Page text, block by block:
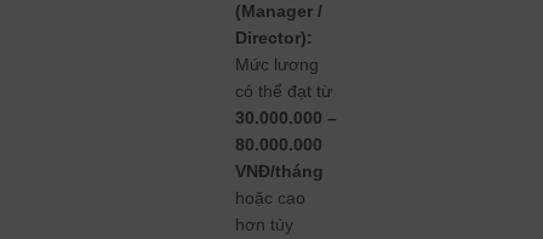
(Manager /
Director):
Mức lương
có thể đạt từ
30.000.000 –
80.000.000
VNĐ/tháng
hoặc cao
hơn tùy